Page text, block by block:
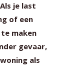
je last
of een
maken
gevaar,
als